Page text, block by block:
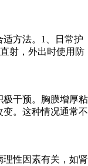
方法。1、日常护
射，外出时使用防
极干预。胸膜增厚粘
。这种情况通常不
性因素有关，如肾